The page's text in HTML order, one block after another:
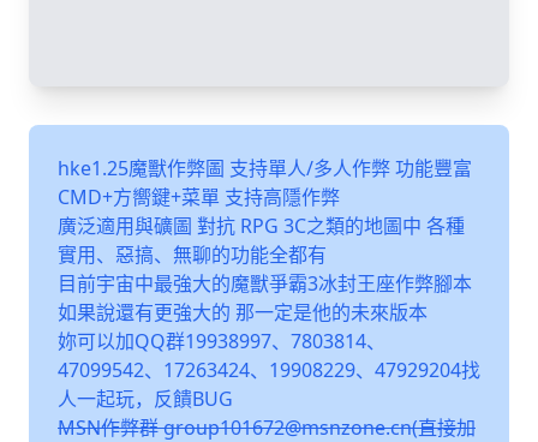
hke1.25魔獸作弊圖 支持單人/多人作弊 功能豐富
CMD+方嚮鍵+菜單 支持高隱作弊
廣泛適用與礦圖 對抗 RPG 3C之類的地圖中 各種
實用、惡搞、無聊的功能全都有
目前宇宙中最強大的魔獸爭霸3冰封王座作弊腳本
如果說還有更強大的 那一定是他的未來版本
妳可以加QQ群19938997、7803814、
47099542、17263424、19908229、47929204找
人一起玩，反饋BUG
MSN作弊群 group101672@msnzone.cn(直接加